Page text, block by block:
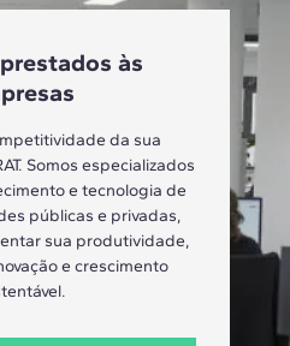
às
da sua
Somos especializados
e tecnologia de
públicas e privadas,
sua produtividade,
e crescimento